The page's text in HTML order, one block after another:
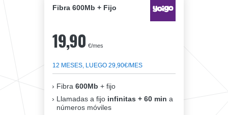
Fibra 600Mb + Fijo
19,90 €/mes
12 MESES, LUEGO 29,90€/MES
Fibra 600Mb + fijo
Llamadas a fijo infinitas + 60 min a
números móviles